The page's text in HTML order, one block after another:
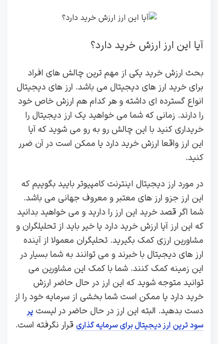
آیا این ارز ارزش خرید دارد؟
بحث ارزش خرید یکی از مهم ترین چالش های افراد
برای خرید ارز های دیجیتال می باشد. ارز های دیجیتال
انواع گسترده ای داشته و هر کدام هم ارزش خاص خود
را دارند. زمانی که شما می خواهید یک ارز دیجیتال را
خریداری کنید با این چالش رو به رو می شوید که آیا
این ارز واقعا ارزش خرید دارد یا ممکن است در آن ضرر
کنید.
در مورد ارز دیجیتال اینترنت کامپیوتر بایید بگوییم که
این ارز جزو ارز های معتبر و معروف جهانی می باشد.
شما اگر قصد خرید این ارز را دارید و می خواهید بدانید
که این ارز آیا ارزش خرید دارد یا خیر باید از تحلیلگران و
مشاورین ارزی کمک بگیرید. تحلیگران معمولا از آینده
ارز های دیجیتال با خبرند و می توانند به شما بسیار در
این زمینه کمک کنند. شما با کمک این مشاورین می
توانید متوجه شوید که این ارز در حال حاضر ارزش
خرید دارد یا ممکن است شما بخشی از سرمایه خود را از
دست بدهید. البته این ارز در حال حاضر در لیست پر
سود ترین ارز دیجیتال برای سرمایه گذاری قرار نگرفته است.